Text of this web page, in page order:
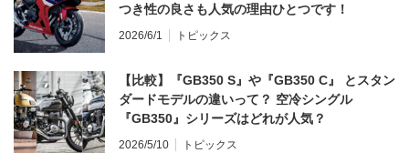
つき性の良さも人気の理由ひとつです！
2026/6/1 トピックス
【比較】『GB350 S』や『GB350 C』 とスタン
ダードモデルの違いって？ 空冷シングル
『GB350』シリーズはどれが人気？
2026/5/10 トピックス